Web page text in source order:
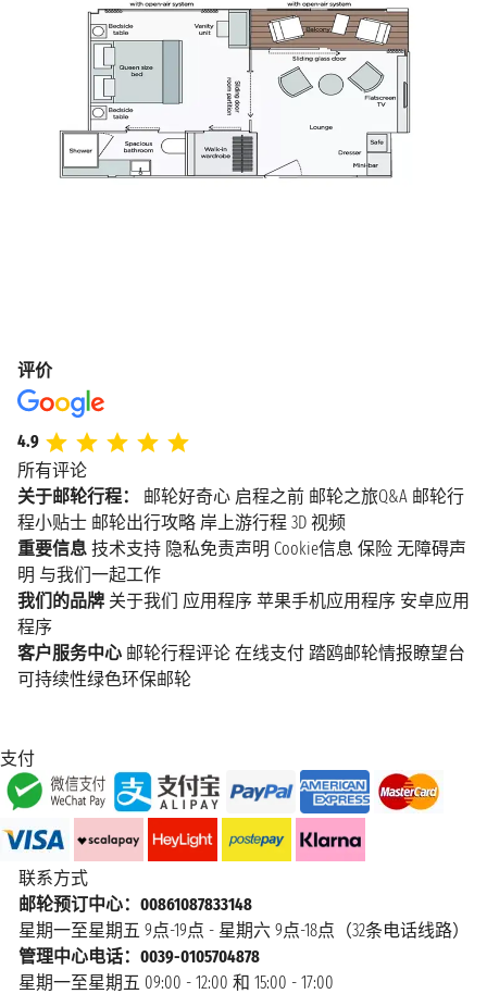
评价
4.9
所有评论
关于邮轮行程：
邮轮好奇心 启程之前 邮轮之旅Q&A 邮轮行
程小贴士 邮轮出行攻略 岸上游行程 3D 视频
重要信息 技术支持 隐私免责声明 Cookie信息 保险 无障碍声
明 与我们一起工作
我们的品牌 关于我们 应用程序 苹果手机应用程序 安卓应用
程序
客户服务中心 邮轮行程评论 在线支付 踏鸥邮轮情报瞭望台
可持续性绿色环保邮轮
支付
联系方式
邮轮预订中心：00861087833148
星期一至星期五 9点-19点 - 星期六 9点-18点（32条电话线路）
管理中心电话：0039-0105704878
星期一至星期五 09:00 - 12:00 和 15:00 - 17:00